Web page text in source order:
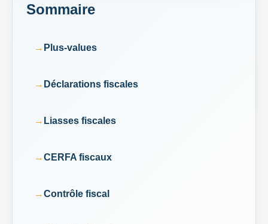
Sommaire
Plus-values
Déclarations fiscales
Liasses fiscales
CERFA fiscaux
Contrôle fiscal